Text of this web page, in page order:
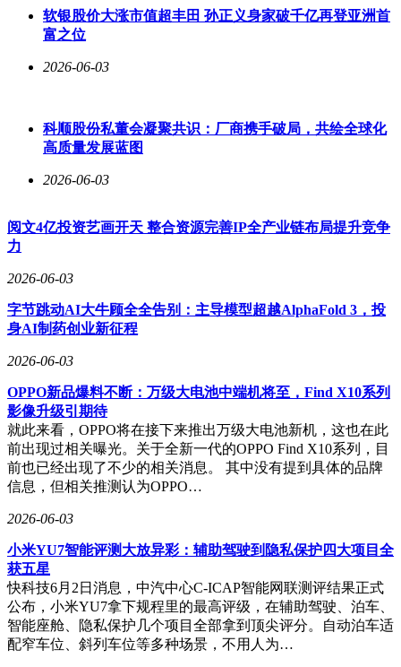
软银股价大涨市值超丰田 孙正义身家破千亿再登亚洲首
富之位
2026-06-03
科顺股份私董会凝聚共识：厂商携手破局，共绘全球化
高质量发展蓝图
2026-06-03
阅文4亿投资艺画开天 整合资源完善IP全产业链布局提升竞争
力
2026-06-03
字节跳动AI大牛顾全全告别：主导模型超越AlphaFold 3，投
身AI制药创业新征程
2026-06-03
OPPO新品爆料不断：万级大电池中端机将至，Find X10系列
影像升级引期待
就此来看，OPPO将在接下来推出万级大电池新机，这也在此
前出现过相关曝光。关于全新一代的OPPO Find X10系列，目
前也已经出现了不少的相关消息。 其中没有提到具体的品牌
信息，但相关推测认为OPPO…
2026-06-03
小米YU7智能评测大放异彩：辅助驾驶到隐私保护四大项目全
获五星
快科技6月2日消息，中汽中心C-ICAP智能网联测评结果正式
公布，小米YU7拿下规程里的最高评级，在辅助驾驶、泊车、
智能座舱、隐私保护几个项目全部拿到顶尖评分。自动泊车适
配窄车位、斜列车位等多种场景，不用人为…